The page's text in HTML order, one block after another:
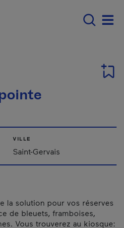
navigation -
VILLE
Saint-Gervais
la solution pour vos réserves
de bleuets, framboises,
Vous trouverez au kiosque: